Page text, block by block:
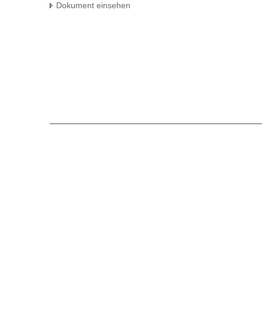
Dokument einsehen